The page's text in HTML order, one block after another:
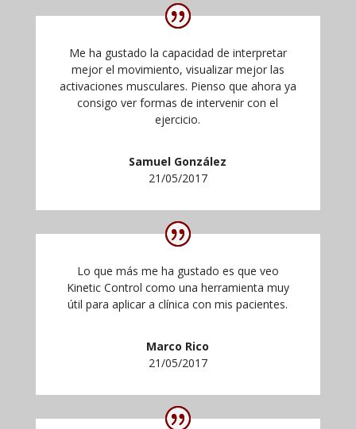
Me ha gustado la capacidad de interpretar
mejor el movimiento, visualizar mejor las
activaciones musculares. Pienso que ahora ya
consigo ver formas de intervenir con el
ejercicio.
Samuel González
21/05/2017
Lo que más me ha gustado es que veo
Kinetic Control como una herramienta muy
útil para aplicar a clínica con mis pacientes.
Marco Rico
21/05/2017